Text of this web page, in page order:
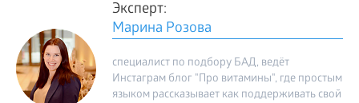
Эксперт:
Марина Розова
специалист по подбору БАД, ведёт
Инстаграм блог "Про витамины", где простым
языком рассказывает как поддерживать свой